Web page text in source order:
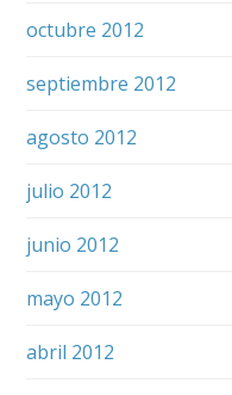
octubre 2012
septiembre 2012
agosto 2012
julio 2012
junio 2012
mayo 2012
abril 2012